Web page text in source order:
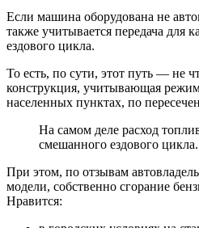
Если машина оборудована не
также учитывается передача для
ездового цикла.
То есть, по сути, этот путь — не
конструкция, учитывающая
населенных пунктах, по
На самом деле расход
смешанного ездового цикла.
При этом, по отзывам
модели, собственно сгорание
Нравится: